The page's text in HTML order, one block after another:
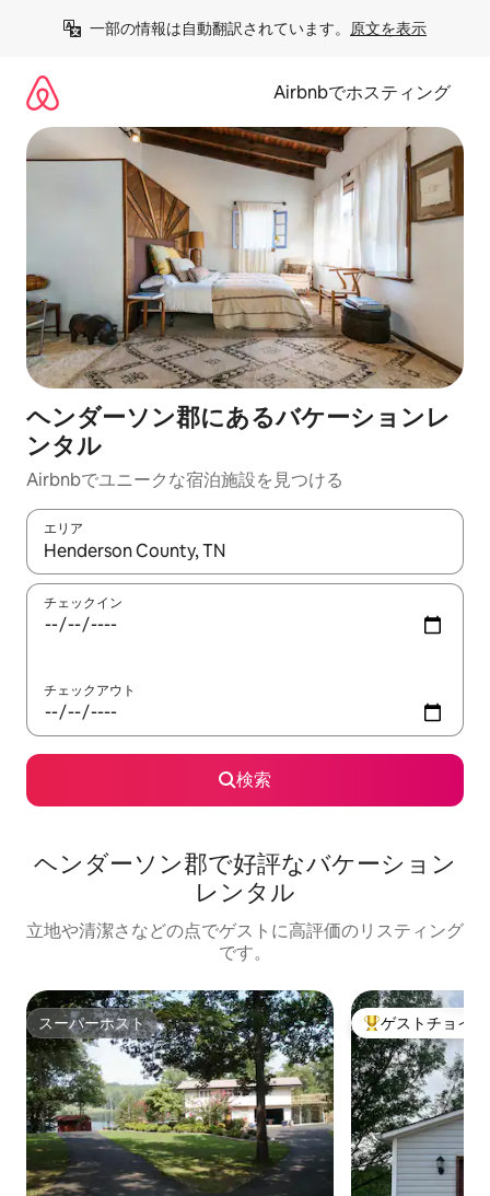
一部の情報は自動翻訳されています。 原文を表示
Airbnbでホスティング
ヘンダーソン郡にあるバケーションレ
ンタル
Airbnbでユニークな宿泊施設を見つける
エリア
検索結果が表示されたら、上下の矢印キーを使って移動するか
チェックイン
チェックアウト
検索
ヘンダーソン郡で好評なバケーション
レンタル
立地や清潔さなどの点でゲストに高評価のリスティング
です。
スーパーホスト
スーパーホスト 大好評のゲスト
ゲストチョイス